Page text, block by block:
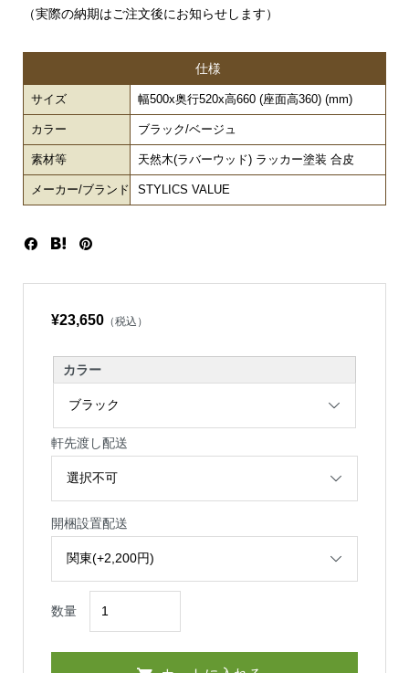
（実際の納期はご注文後にお知らせします）
仕様
サイズ 幅500x奥行520x高660 (座面高360) (mm)
カラー ブラック/ベージュ
素材等 天然木(ラバーウッド) ラッカー塗装 合皮
メーカー/ブランド STYLICS VALUE
¥23,650（税込）
カラー
軒先渡し配送
開梱設置配送
数量